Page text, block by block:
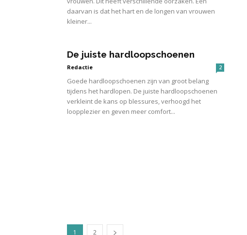
daarvan is dat het hart en de longen van vrouwen
kleiner...
De juiste hardloopschoenen
Redactie 2
Goede hardloopschoenen zijn van groot belang
tijdens het hardlopen. De juiste hardloopschoenen
verkleint de kans op blessures, verhoogd het
loopplezier en geven meer comfort...
1 2